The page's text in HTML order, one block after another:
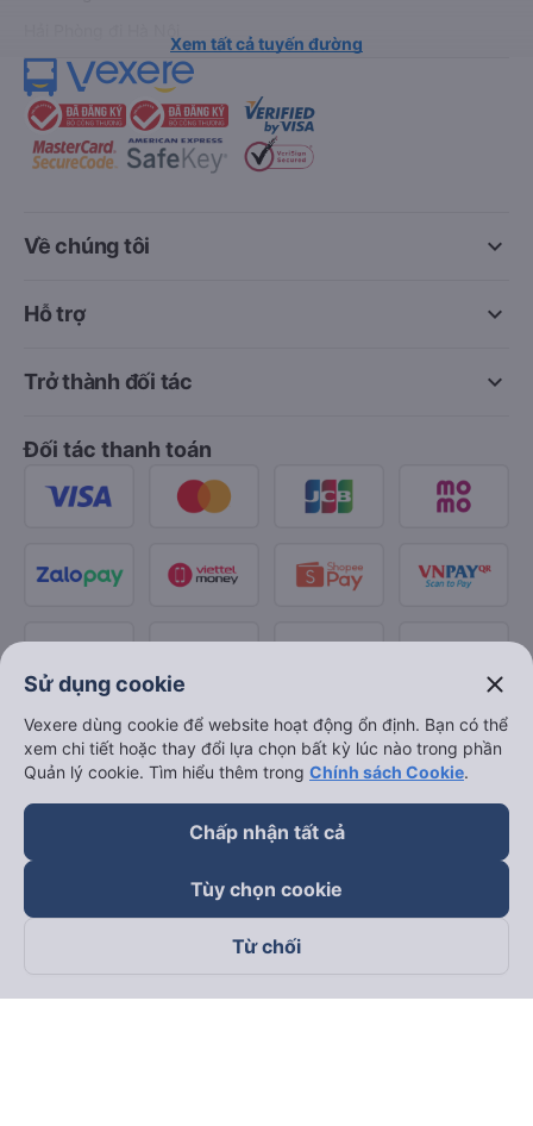
Xem tất cả tuyến đường
keyboard_arrow_down
Về chúng tôi
keyboard_arrow_down
Hỗ trợ
keyboard_arrow_down
Trở thành đối tác
Đối tác thanh toán
Theo dõi chúng tôi trên
Sử dụng cookie close
Vexere dùng cookie để website hoạt động ổn định. Bạn có thể
xem chi tiết hoặc thay đổi lựa chọn bất kỳ lúc nào trong phần
Quản lý cookie. Tìm hiểu thêm trong Chính sách Cookie.
Chấp nhận tất cả
Tùy chọn cookie
Từ chối